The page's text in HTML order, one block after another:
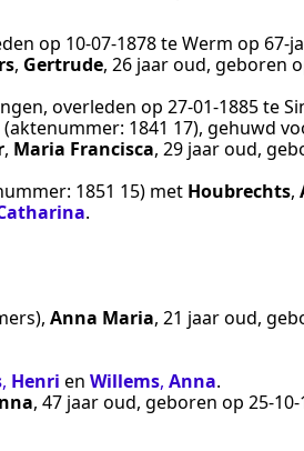
op 10‑07‑1878teWerm op 67-
, Gertrude, 26 jaar oud, geboren
, overleden op 27‑01‑1885te
(aktenummer: 1841 17), gehuwd
, Maria Francisca, 29 jaar oud,
1851 15) met Houbrechts,
.
, Anna Maria, 21 jaar oud,
, Henri en Willems, Anna.
, 47 jaar oud, geboren op